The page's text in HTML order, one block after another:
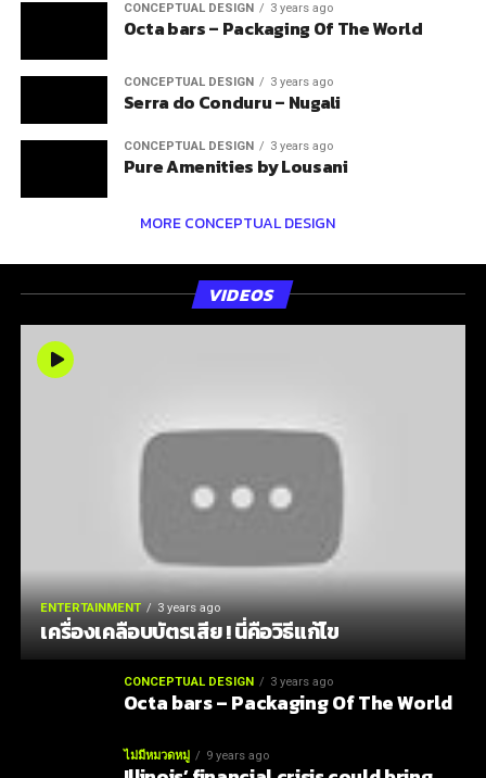
CONCEPTUAL DESIGN 3 years ago
Octa bars – Packaging Of The World
CONCEPTUAL DESIGN 3 years ago
Serra do Conduru – Nugali
CONCEPTUAL DESIGN 3 years ago
Pure Amenities by Lousani
MORE CONCEPTUAL DESIGN
VIDEOS
ENTERTAINMENT 3 years ago
เครื่องเคลือบบัตรเสีย ! นี่คือวิธีแก้ไข
CONCEPTUAL DESIGN 3 years ago
Octa bars – Packaging Of The World
ไม่มีหมวดหมู่ 9 years ago